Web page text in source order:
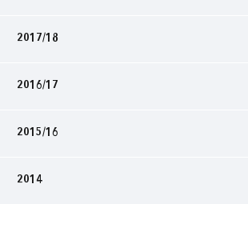
2017/18
2016/17
2015/16
2014